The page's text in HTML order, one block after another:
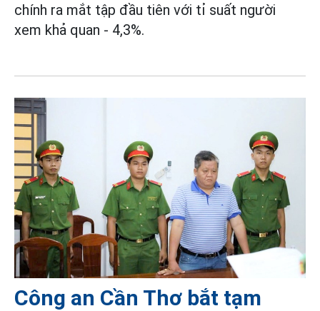
chính ra mắt tập đầu tiên với tỉ suất người
xem khả quan - 4,3%.
Công an Cần Thơ bắt tạm